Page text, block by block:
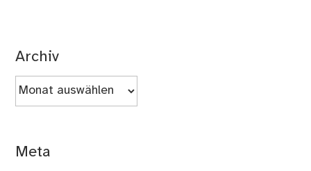
Archiv
Archiv
Meta